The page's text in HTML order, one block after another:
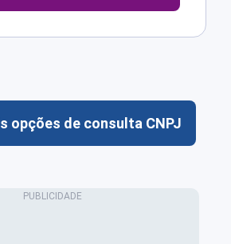
opções de consulta CNPJ